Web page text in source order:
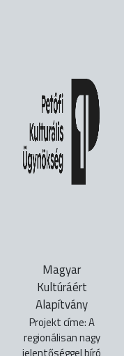
Magyar
Kultúráért
Alapítvány
Projekt címe: A
regionálisan nagy
jelentőséggel bíró